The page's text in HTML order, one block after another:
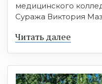
медицинского
Суража Виктория
Читать далее